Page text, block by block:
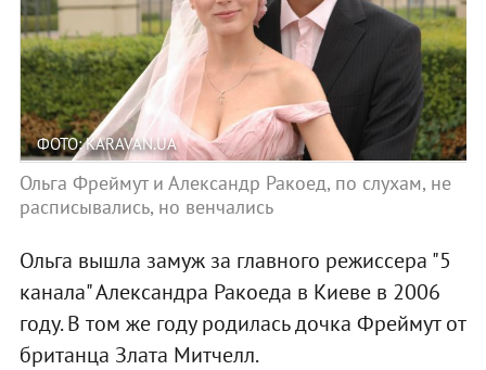
ФОТО: KARAVAN.UA
Ольга Фреймут и Александр Ракоед, по слухам, не
расписывались, но венчались
Ольга вышла замуж за главного режиссера "5
канала" Александра Ракоеда в Киеве в 2006
году. В том же году родилась дочка Фреймут от
британца Злата Митчелл.